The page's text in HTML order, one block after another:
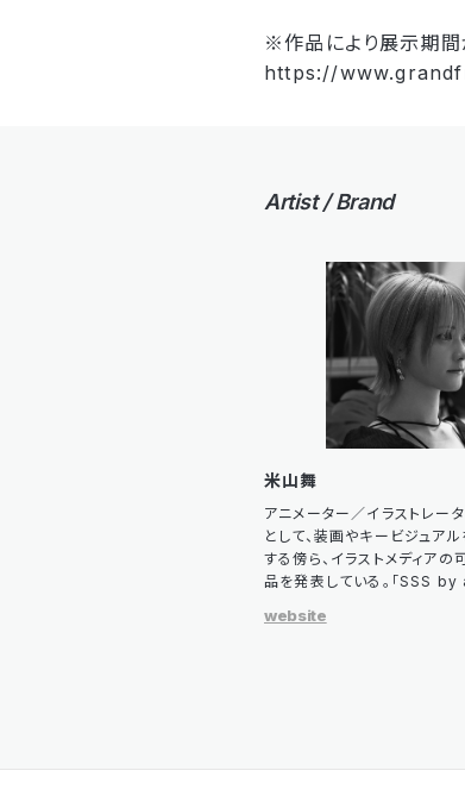
※作品により展示期間
https://
Artist / Brand
米山舞
アニメーター／イラストレー
として、装画やキービジュア
する傍ら、イラストメディア
品を発表している。「SSS
website